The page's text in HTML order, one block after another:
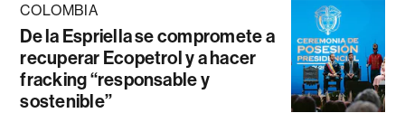
COLOMBIA
De la Espriella se compromete a
recuperar Ecopetrol y a hacer
fracking “responsable y
sostenible”